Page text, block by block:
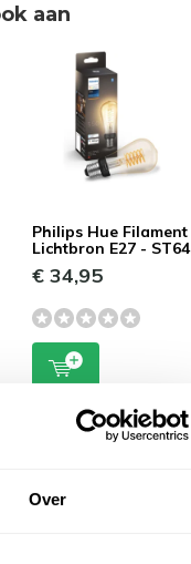
Over
aan
Philips Hue Filament
Lichtbron E27 - ST64
€ 34,95